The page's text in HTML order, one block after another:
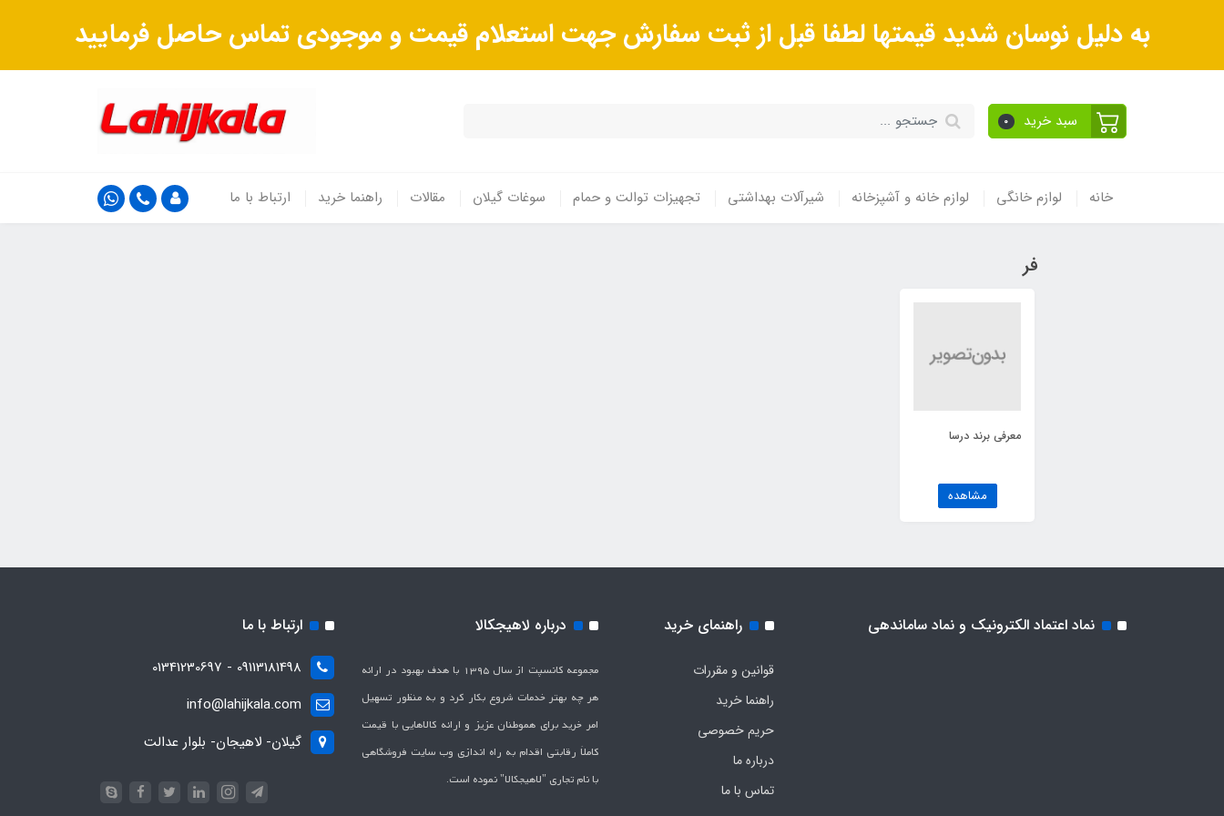
به دلیل نوسان شدید قیمتها لطفا قبل از ثبت سفارش جهت استعلام قیمت و موجودی تماس حاصل فرمایید
سبد خرید 0
خانه لوازم خانگی لوازم خانه و آشپزخانه شیرآلات بهداشتی تجهیزات توالت و حمام سوغات گیلان مقالات راهنما خرید ارتباط با ما
فر
معرفی برند درسا
مشاهده
نماد اعتماد الکترونیک و نماد ساماندهی راهنمای خرید
قوانین و مقررات
راهنما خرید
حریم خصوصی
درباره ما
تماس با ما
درباره لاهیجکالا
مجموعه کانسپت از سال 1395 با هدف بهبود در ارائه
هر چه بهتر خدمات شروع بکار کرد و به منظور تسهیل
امر خرید برای هموطنان عزیز و ارائه کالاهایی با قیمت
کاملاَ رقابتی اقدام به راه اندازی وب سایت فروشگاهی
با نام تجاری "لاهیج­کالا" نموده است.
ارتباط با ما
09113181498 - 01341230697
info@lahijkala.com
گیلان- لاهیجان- بلوار عدالت